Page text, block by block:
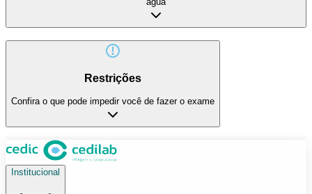
Restrições
Confira o que pode impedir você de fazer o exame
Institucional